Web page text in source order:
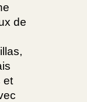
de
et